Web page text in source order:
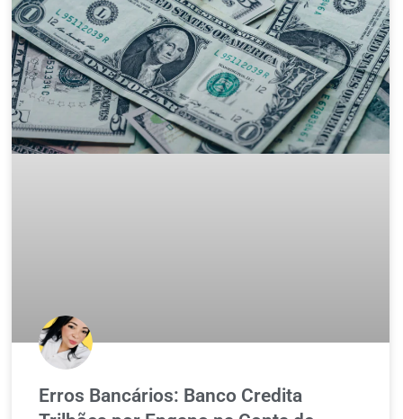
Erros Bancários: Banco Credita